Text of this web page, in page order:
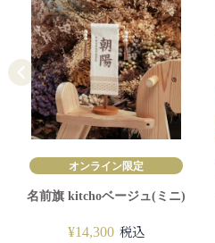
オンライン限定
名前旗 kitchoベージュ(ミニ)
¥14,300 税込